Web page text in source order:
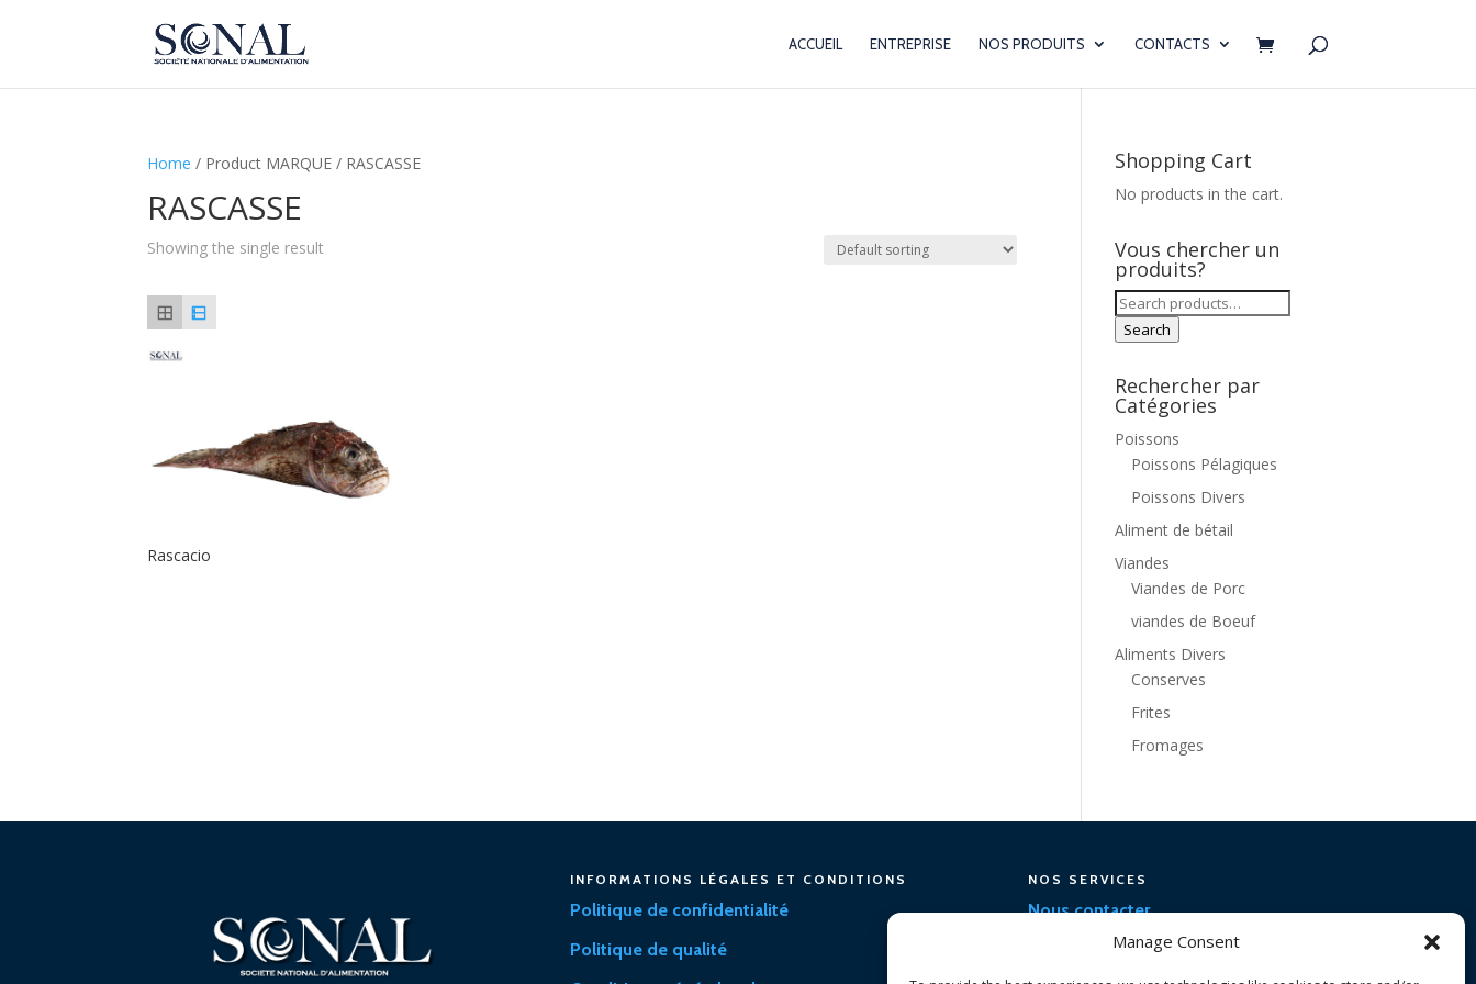
Manage Consent
ACCUEIL ENTREPRISE NOS PRODUITS CONTACTS
Home / Product MARQUE / RASCASSE
RASCASSE
Showing the single result
Rascacio
Shopping Cart
No products in the cart.
Vous chercher un
produits?
Search
for:
Search
Rechercher par
Catégories
Poissons
Poissons Pélagiques
Poissons Divers
Aliment de bétail
Viandes
Viandes de Porc
viandes de Boeuf
Aliments Divers
Conserves
Frites
Fromages
INFORMATIONS LÉGALES ET CONDITIONS
Politique de confidentialité
Politique de qualité
NOS SERVICES
Nous contacter